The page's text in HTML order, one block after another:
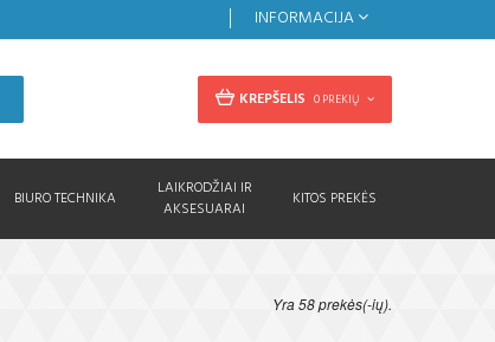
INFORMACIJA
KREPŠELIS 0 PREKIŲ
BIURO TECHNIKA
LAIKRODŽIAI IR
AKSESUARAI
KITOS PREKĖS
Yra 58 prekės(-ių).